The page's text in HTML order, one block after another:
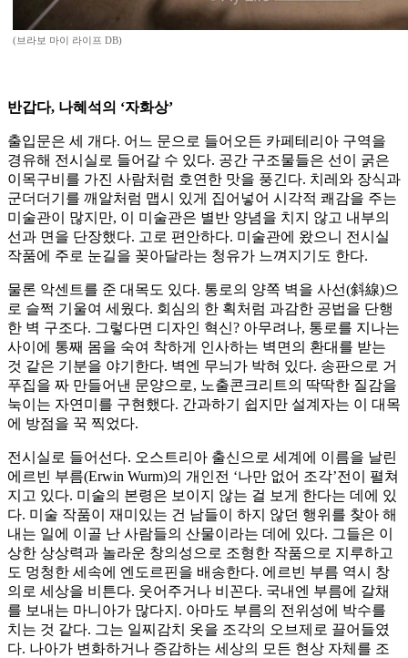
(브라보 마이 라이프 DB)
반갑다, 나혜석의 ‘자화상’
출입문은 세 개다. 어느 문으로 들어오든 카페테리아 구역을
경유해 전시실로 들어갈 수 있다. 공간 구조물들은 선이 굵은
이목구비를 가진 사람처럼 호연한 맛을 풍긴다. 치레와 장식과
군더더기를 깨알처럼 맵시 있게 집어넣어 시각적 쾌감을 주는
미술관이 많지만, 이 미술관은 별반 양념을 치지 않고 내부의
선과 면을 단장했다. 고로 편안하다. 미술관에 왔으니 전시실
작품에 주로 눈길을 꽂아달라는 청유가 느껴지기도 한다.
물론 악센트를 준 대목도 있다. 통로의 양쪽 벽을 사선(斜線)으
로 슬쩍 기울여 세웠다. 회심의 한 획처럼 과감한 공법을 단행
한 벽 구조다. 그렇다면 디자인 혁신? 아무려나, 통로를 지나는
사이에 통째 몸을 숙여 착하게 인사하는 벽면의 환대를 받는
것 같은 기분을 야기한다. 벽엔 무늬가 박혀 있다. 송판으로 거
푸집을 짜 만들어낸 문양으로, 노출콘크리트의 딱딱한 질감을
눅이는 자연미를 구현했다. 간과하기 쉽지만 설계자는 이 대목
에 방점을 꾹 찍었다.
전시실로 들어선다. 오스트리아 출신으로 세계에 이름을 날린
에르빈 부름(Erwin Wurm)의 개인전 ‘나만 없어 조각’전이 펼쳐
지고 있다. 미술의 본령은 보이지 않는 걸 보게 한다는 데에 있
다. 미술 작품이 재미있는 건 남들이 하지 않던 행위를 찾아 해
내는 일에 이골 난 사람들의 산물이라는 데에 있다. 그들은 이
상한 상상력과 놀라운 창의성으로 조형한 작품으로 지루하고
도 멍청한 세속에 엔도르핀을 배송한다. 에르빈 부름 역시 창
의로 세상을 비튼다. 웃어주거나 비꼰다. 국내엔 부름에 갈채
를 보내는 마니아가 많다지. 아마도 부름의 전위성에 박수를
치는 것 같다. 그는 일찌감치 옷을 조각의 오브제로 끌어들였
다. 나아가 변화하거나 증감하는 세상의 모든 현상 자체를 조